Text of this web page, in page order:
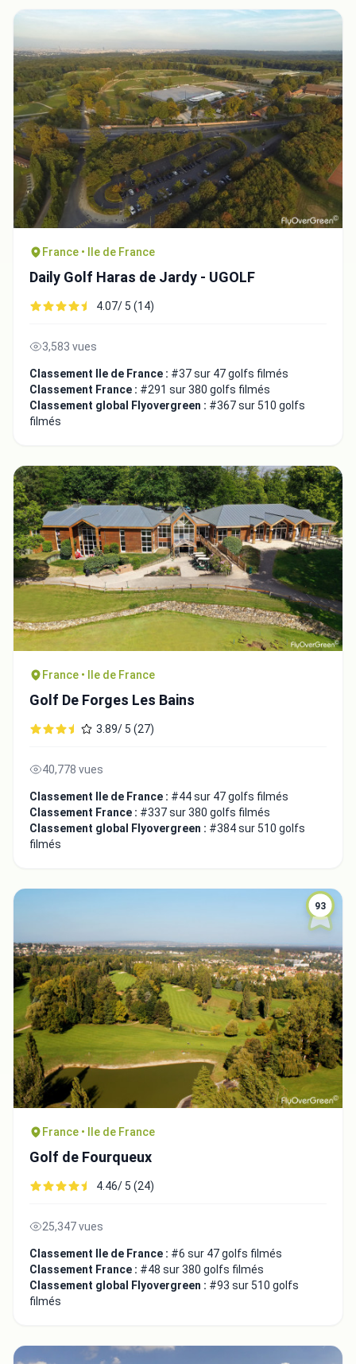
France • Ile de France
Daily Golf Haras de Jardy - UGOLF
4.07/ 5 (14)
3,583 vues
Classement Ile de France : #37 sur 47 golfs filmés
Classement France : #291 sur 380 golfs filmés
Classement global Flyovergreen : #367 sur 510 golfs
filmés
France • Ile de France
Golf De Forges Les Bains
3.89/ 5 (27)
40,778 vues
Classement Ile de France : #44 sur 47 golfs filmés
Classement France : #337 sur 380 golfs filmés
Classement global Flyovergreen : #384 sur 510 golfs
filmés
93
France • Ile de France
Golf de Fourqueux
4.46/ 5 (24)
25,347 vues
Classement Ile de France : #6 sur 47 golfs filmés
Classement France : #48 sur 380 golfs filmés
Classement global Flyovergreen : #93 sur 510 golfs
filmés